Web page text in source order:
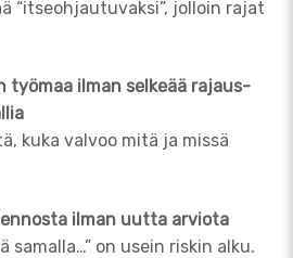
“itseohjautuvaksi”, jolloin rajat
työmaa ilman selkeää rajaus-
kuka valvoo mitä ja missä
ilman uutta arviota
samalla…” on usein riskin alku.